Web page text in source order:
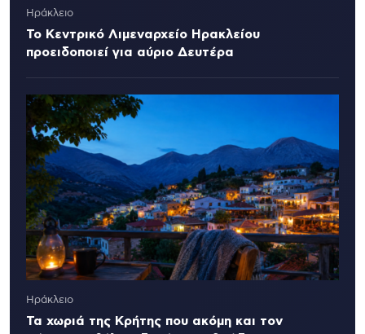
Ηράκλειο
Το Κεντρικό Λιμεναρχείο Ηρακλείου
προειδοποιεί για αύριο Δευτέρα
Ηράκλειο
Τα χωριά της Κρήτης που ακόμη και τον